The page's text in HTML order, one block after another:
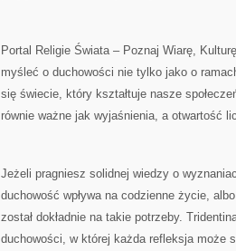
Portal Religie Świata – Poznaj Wiarę,
myśleć o duchowości nie tylko jako o
się świecie, który kształtuje nasze
równie ważne jak wyjaśnienia, a otwartość
Jeżeli pragniesz solidnej wiedzy o
duchowość wpływa na codzienne życie,
został dokładnie na takie potrzeby.
duchowości, w której każda refleksja może